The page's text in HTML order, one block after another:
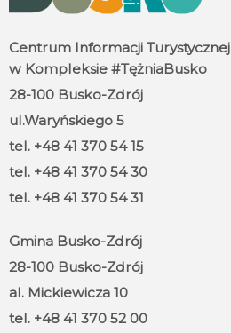
Centrum Informacji Turystycznej
w Kompleksie #TężniaBusko
28-100 Busko-Zdrój
ul.Waryńskiego 5
tel. +48 41 370 54 15
tel. +48 41 370 54 30
tel. +48 41 370 54 31
Gmina Busko-Zdrój
28-100 Busko-Zdrój
al. Mickiewicza 10
tel. +48 41 370 52 00